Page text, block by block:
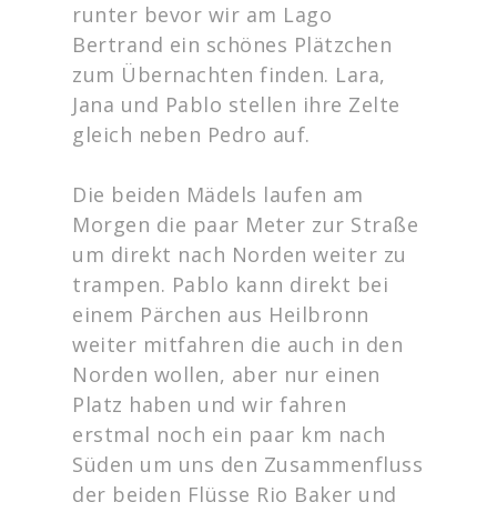
runter bevor wir am Lago
Bertrand ein schönes Plätzchen
zum Übernachten finden. Lara,
Jana und Pablo stellen ihre Zelte
gleich neben Pedro auf.
Die beiden Mädels laufen am
Morgen die paar Meter zur Straße
um direkt nach Norden weiter zu
trampen. Pablo kann direkt bei
einem Pärchen aus Heilbronn
weiter mitfahren die auch in den
Norden wollen, aber nur einen
Platz haben und wir fahren
erstmal noch ein paar km nach
Süden um uns den Zusammenfluss
der beiden Flüsse Rio Baker und